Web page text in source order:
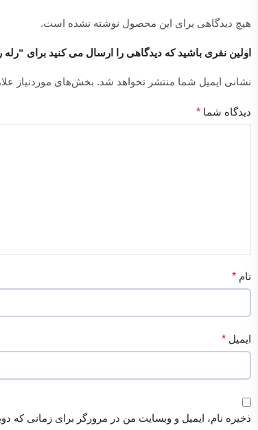
هیچ دیدگاهی برای این محصول نوشته نشده است.
اولین نفری باشید که دیدگاهی را ارسال می کنید برای “رله
نشانی ایمیل شما منتشر نخواهد شد. بخش‌های موردنیاز
دیدگاه شما *
نام *
ایمیل *
ذخیره نام، ایمیل و وبسایت من در مرورگر برای زمانی که